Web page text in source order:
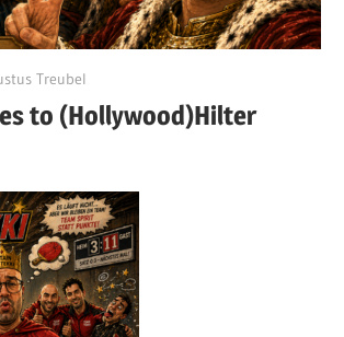
Treubel
to (Hollywood)Hilter